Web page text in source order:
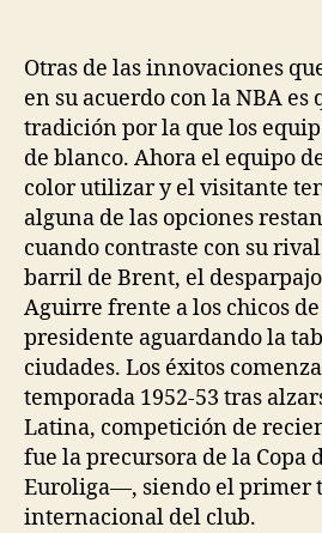
Otras de las innovaciones
en su acuerdo con la NBA es
tradición por la que los
de blanco. Ahora el equipo
color utilizar y el visitante
alguna de las opciones
cuando contraste con su
barril de Brent, el
Aguirre frente a los chicos
presidente aguardando la
ciudades. Los éxitos
temporada 1952-53 tras
Latina, competición de
fue la precursora de la Copa
Euroliga—, siendo el primer
internacional del club.